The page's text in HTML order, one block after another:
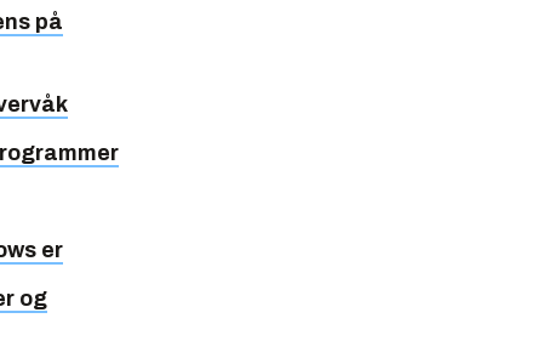
på
er
og